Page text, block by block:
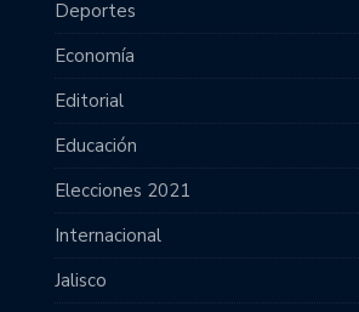
Deportes
Economía
Editorial
Educación
Elecciones 2021
Internacional
Jalisco